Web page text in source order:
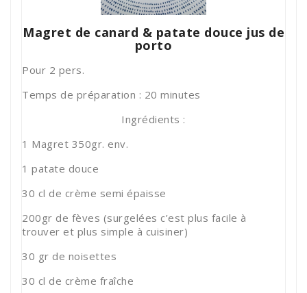
Magret de canard & patate douce jus de
porto
Pour 2 pers.
Temps de préparation : 20 minutes
Ingrédients :
1 Magret 350gr. env.
1 patate douce
30 cl de crème semi épaisse
200gr de fèves (surgelées c’est plus facile à
trouver et plus simple à cuisiner)
30 gr de noisettes
30 cl de crème fraîche